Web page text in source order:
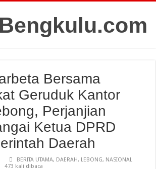
Bersama
Geruduk Kantor
Perjanjian
Ketua DPRD
Daerah
BERITA UTAMA, DAERAH, LEBONG, NASIONAL
473 kali dibaca